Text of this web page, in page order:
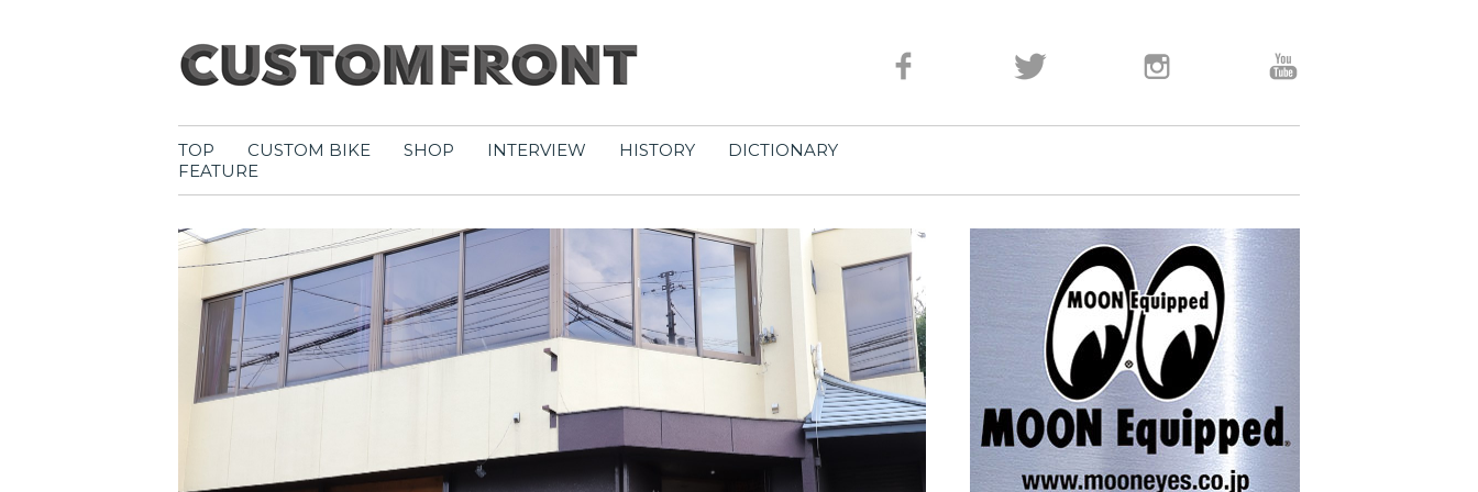
TOP CUSTOM BIKE SHOP INTERVIEW HISTORY
DICTIONARY
FEATURE